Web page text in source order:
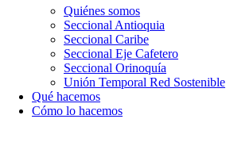
Quiénes somos
Seccional Antioquia
Seccional Caribe
Seccional Eje Cafetero
Seccional Orinoquía
Unión Temporal Red Sostenible
Qué hacemos
Cómo lo hacemos